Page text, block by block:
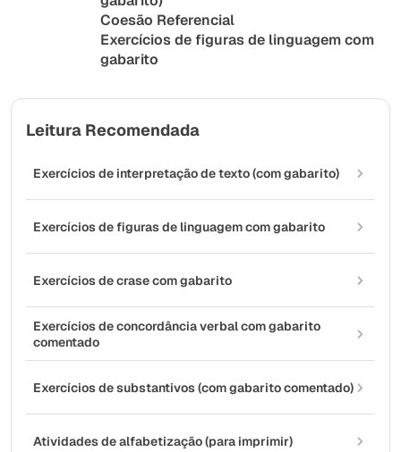
Coesão Referencial
Exercícios de figuras de linguagem com
gabarito
Leitura Recomendada
Exercícios de interpretação de texto (com gabarito)
Exercícios de figuras de linguagem com gabarito
Exercícios de crase com gabarito
Exercícios de concordância verbal com gabarito
comentado
Exercícios de substantivos (com gabarito comentado)
Atividades de alfabetização (para imprimir)